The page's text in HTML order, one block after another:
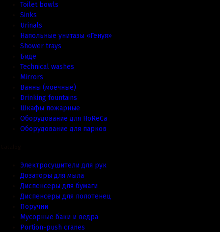
Toilet bowls
Sinks
Urinals
Напольные унитазы «Генуя»
Shower trays
Биде
Technical washes
Mirrors
Ванны (моечные)
Drinking fountains
Шкафы пожарные
Оборудование для HoReCa
Оборудование для парков
Электросушители для рук
Дозаторы для мыла
Диспенсеры для бумаги
Диспенсеры для полотенец
Поручни
Мусорные баки и ведра
Portion-push cranes